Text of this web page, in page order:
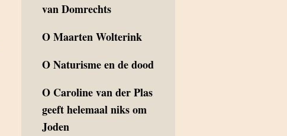
van Domrechts
OMaarten Wolterink
ONaturisme en de dood
O Caroline van der Plas
geeft helemaal niks om
Joden